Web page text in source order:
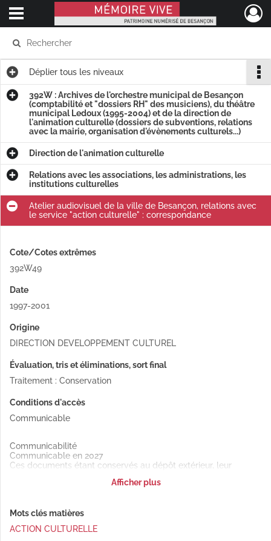
Mémoire Vive patrimoine numérisé de Besançon
Ouvrir le menu déroulant
Déplier tous les niveaux
392W : Archives de l'orchestre municipal de Besançon
(comptabilité et "dossiers RH" des musiciens), du théâtre
municipal Ledoux (1995-2004) et de la direction de
l'animation culturelle (dossiers de subventions, relations
avec la mairie, organisation d'évènements culturels...)
Direction de l'animation culturelle
Relations avec les associations, les administrations, les
institutions culturelles
Atelier audiovisuel de la ville de Besançon, relations avec
le service "action culturelle" : correspondance
Cote/Cotes extrêmes
392W49
Date
1997-2001
Origine
DIRECTION DEVELOPPEMENT CULTUREL
Évaluation, tris et éliminations, sort final
Traitement : Conservation
Conditions d'accès
Communicable
Communicabilité
Communicable en 2027
Ces documents étant conservés au dépôt extérieur, leur
Afficher plus
Mots clés matières
ACTION CULTURELLE